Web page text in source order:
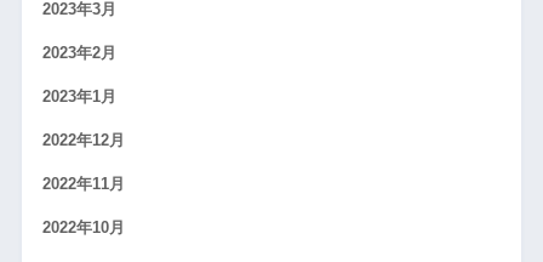
2023年3月
2023年2月
2023年1月
2022年12月
2022年11月
2022年10月